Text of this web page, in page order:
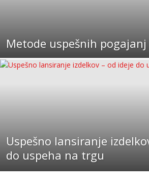
Metode uspešnih pogajanj
Uspešno lansiranje
do uspeha na trgu